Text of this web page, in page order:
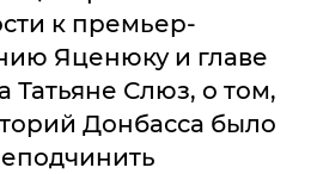
к премьер-
Яценюку и главе
Татьяне Слюз, о том,
Донбасса было